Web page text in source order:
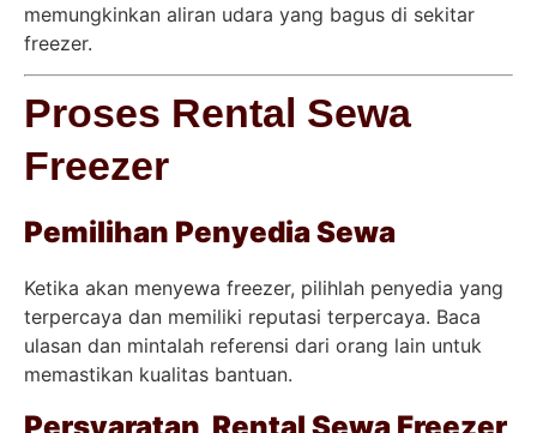
memungkinkan aliran udara yang bagus di sekitar
freezer.
Proses Rental Sewa
Freezer
Pemilihan Penyedia Sewa
Ketika akan menyewa freezer, pilihlah penyedia yang
terpercaya dan memiliki reputasi terpercaya. Baca
ulasan dan mintalah referensi dari orang lain untuk
memastikan kualitas bantuan.